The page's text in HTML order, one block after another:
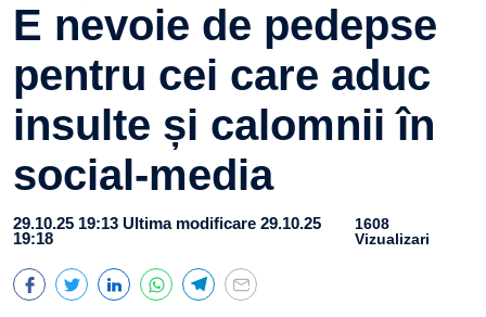
E nevoie de pedepse
pentru cei care aduc
insulte și calomnii în
social-media
29.10.25 19:13 Ultima modificare 29.10.25
19:18
1608
Vizualizari